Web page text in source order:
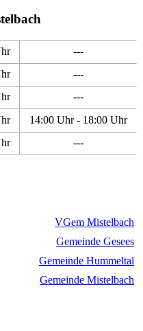
---
---
---
14:00 Uhr - 18:00 Uhr
---
VGem Mistelbach
Gemeinde Gesees
Gemeinde Hummeltal
Gemeinde Mistelbach